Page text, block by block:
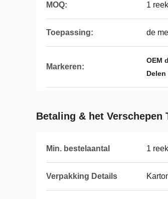
MOQ: 1
Toepassing: de
Markeren:
OEM
Betaling & het Verschepen
Min. bestelaantal 1
Verpakking Details